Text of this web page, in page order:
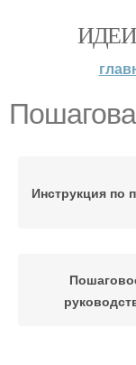
Инструкция по